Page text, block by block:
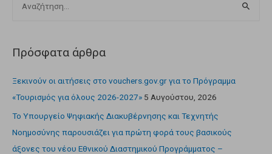
Πρόσφατα άρθρα
Ξεκινούν οι αιτήσεις στο vouchers.gov.gr για το Πρόγραμμα
«Τουρισμός για όλους 2026-2027» 5 Αυγούστου, 2026
Το Υπουργείο Ψηφιακής Διακυβέρνησης και Τεχνητής
Νοημοσύνης παρουσιάζει για πρώτη φορά τους βασικούς
άξονες του νέου Εθνικού Διαστημικού Προγράμματος –